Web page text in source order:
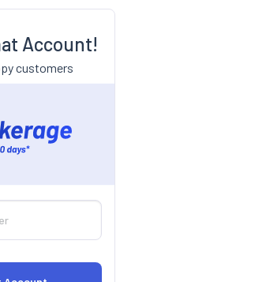
Account!
customers